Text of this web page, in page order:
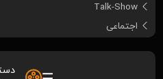
Talk-Show
اجتماعی